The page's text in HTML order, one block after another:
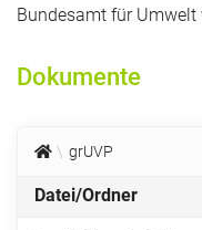
Bundesamt für Umwelt
Dokumente
grUVP
Datei/Ordner